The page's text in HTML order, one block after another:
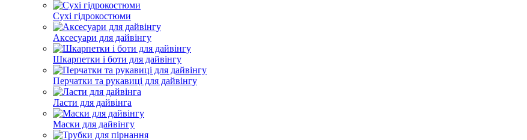
Cухі гідрокостюми
Аксесуари для дайвінгу
Шкарпетки і боти для дайвінгу
Перчатки та рукавиці для дайвінгу
Ласти для дайвінга
Маски для дайвінгу